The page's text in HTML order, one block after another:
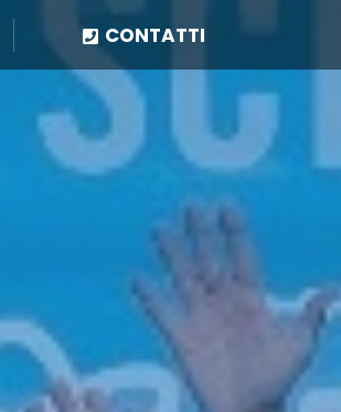
CONTATTI
CONTATTI